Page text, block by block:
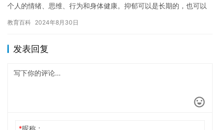
个人的情绪、思维、行为和身体健康。抑郁可以是长期的，也可以
些人…
教育百科 2024年8月30日
发表回复